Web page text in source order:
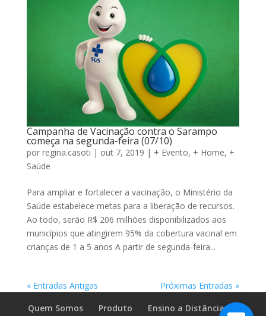
Campanha de Vacinação contra o Sarampo
começa na segunda-feira (07/10)
por regina.casoti | out 7, 2019 | + Evento, + Home, +
Saúde
Para ampliar e fortalecer a vacinação, o Ministério da
Saúde estabelece metas para a liberação de recursos.
Ao todo, serão R$ 206 milhões disponibilizados aos
municípios que atingirem 95% da cobertura vacinal em
crianças de 1 a 5 anos A partir de segunda-feira...
« Entradas Antigas
Próximas Entradas »
Quem Somos
Produto
Ensino a Distância